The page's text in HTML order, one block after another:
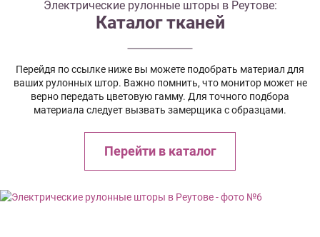
Электрические рулонные шторы в Реутове:
Каталог тканей
Перейдя по ссылке ниже вы можете подобрать материал для
ваших рулонных штор. Важно помнить, что монитор может не
верно передать цветовую гамму. Для точного подбора
материала следует вызвать замерщика с образцами.
Перейти в каталог